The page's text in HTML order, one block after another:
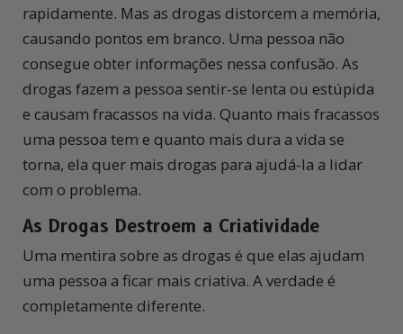
rapidamente. Mas as drogas distorcem a memória,
causando pontos em branco. Uma pessoa não
consegue obter informações nessa confusão. As
drogas fazem a pessoa sentir-se lenta ou estúpida
e causam fracassos na vida. Quanto mais fracassos
uma pessoa tem e quanto mais dura a vida se
torna, ela quer mais drogas para ajudá-la a lidar
com o problema.
As Drogas Destroem a Criatividade
Uma mentira sobre as drogas é que elas ajudam
uma pessoa a ficar mais criativa. A verdade é
completamente diferente.